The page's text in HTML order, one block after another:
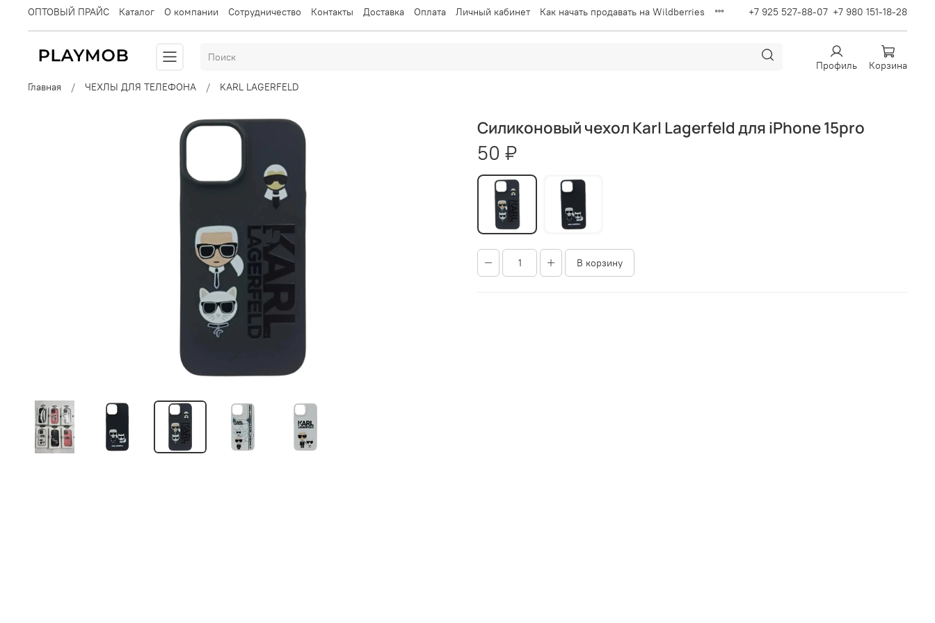
ОПТОВЫЙ ПРАЙС Каталог О компании Сотрудничество Контакты Доставка Оплата Личный кабинет Как начать продавать на Wildberries +7 925 527-88-07 +7 980 151-18-28
Профиль
Корзина
Главная
ЧЕХЛЫ ДЛЯ ТЕЛЕФОНА KARL LAGERFELD
Силиконовый чехол Karl Lagerfeld для iPhone 15pro
50 ₽
В корзину